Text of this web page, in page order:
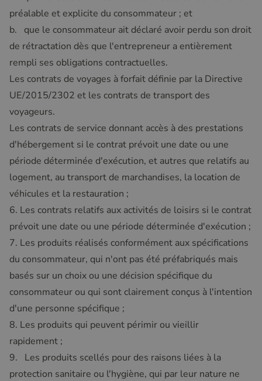
préalable et explicite du consommateur ; et
b. que le consommateur ait déclaré avoir perdu son droit
de rétractation dès que l'entrepreneur a entièrement
rempli ses obligations contractuelles.
Les contrats de voyages à forfait définie par la Directive
UE/2015/2302 et les contrats de transport des
voyageurs.
Les contrats de service donnant accès à des prestations
d'hébergement si le contrat prévoit une date ou une
période déterminée d'exécution, et autres que relatifs au
logement, au transport de marchandises, la location de
véhicules et la restauration ;
6. Les contrats relatifs aux activités de loisirs si le contrat
prévoit une date ou une période déterminée d'exécution ;
7. Les produits réalisés conformément aux spécifications
du consommateur, qui n'ont pas été préfabriqués mais
basés sur un choix ou une décision spécifique du
consommateur ou qui sont clairement conçus à l'intention
d'une personne spécifique ;
8. Les produits qui peuvent périmir ou vieillir
rapidement ;
9. Les produits scellés pour des raisons liées à la
protection sanitaire ou l'hygiène, qui par leur nature ne